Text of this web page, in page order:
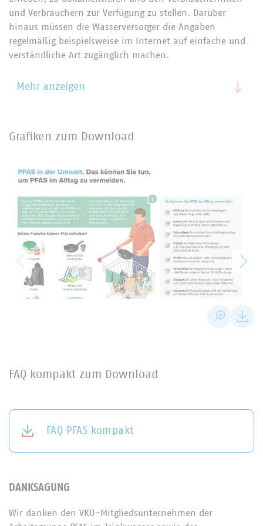
und Verbrauchern zur Verfügung zu stellen. Darüber
hinaus müssen die Wasserversorger die Angaben
regelmäßig beispielsweise im Internet auf einfache und
verständliche Art zugänglich machen.
Mehr anzeigen
Grafiken zum Download
FAQ kompakt zum Download
FAQ PFAS kompakt
DANKSAGUNG
Wir danken den VKU-Mitgliedsunternehmen der